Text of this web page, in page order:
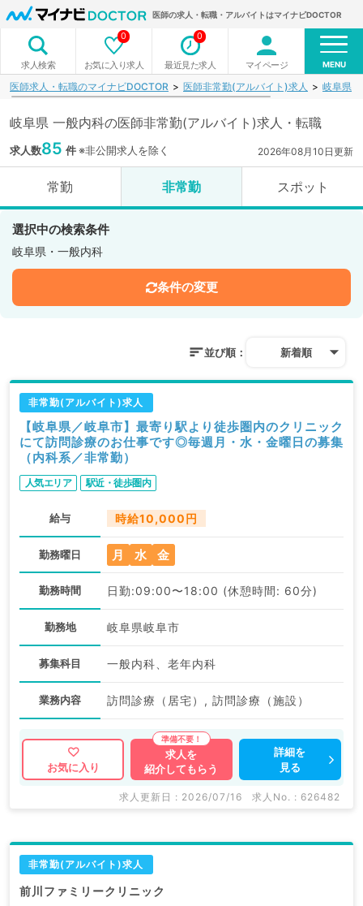
医師の求人・転職・アルバイトはマイナビDOCTOR
求人検索 お気に入り求人
0
最近見た求人
0
マイページ MENU
医師求人・転職のマイナビDOCTOR 医師非常勤(アルバイト)求人 岐阜県
岐阜県 一般内科の医師非常勤(アルバイト)求人・転職
求人数85 件※非公開求人を除く 2026年08月10日更新
常勤 非常勤 スポット
選択中の検索条件
岐阜県・一般内科
条件の変更
並び順： 新着順
非常勤(アルバイト)求人
【岐阜県／岐阜市】最寄り駅より徒歩圏内のクリニック
にて訪問診療のお仕事です◎毎週月・水・金曜日の募集
（内科系／非常勤）
人気エリア 駅近・徒歩圏内
給与 時給10,000円
勤務曜日 月 水 金
勤務時間 日勤:09:00〜18:00 (休憩時間: 60分)
勤務地 岐阜県岐阜市
募集科目 一般内科、老年内科
業務内容 訪問診療（居宅）, 訪問診療（施設）
お気に入り
求人を
紹介してもらう
詳細を
見る
求人更新日 : 2026/07/16 求人No. : 626482
非常勤(アルバイト)求人
前川ファミリークリニック